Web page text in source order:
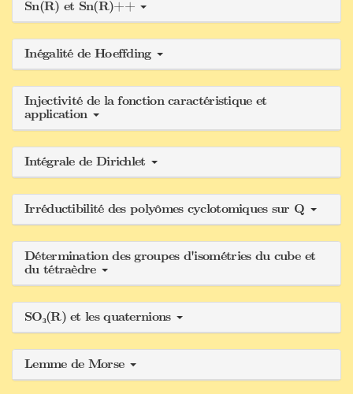
Sn(R) et Sn(R)++
Inégalité de Hoeffding
Injectivité de la fonction caractéristique et
application
Intégrale de Dirichlet
Irréductibilité des polyômes cyclotomiques sur Q
Détermination des groupes d'isométries du cube et
du tétraèdre
SO₃(R) et les quaternions
Lemme de Morse